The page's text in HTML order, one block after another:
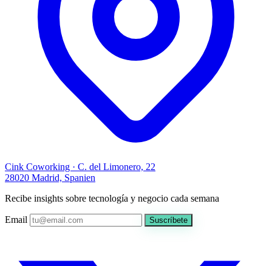
Cink Coworking · C. del Limonero, 22
28020 Madrid, Spanien
Recibe insights sobre tecnología y negocio cada semana
Email Suscríbete